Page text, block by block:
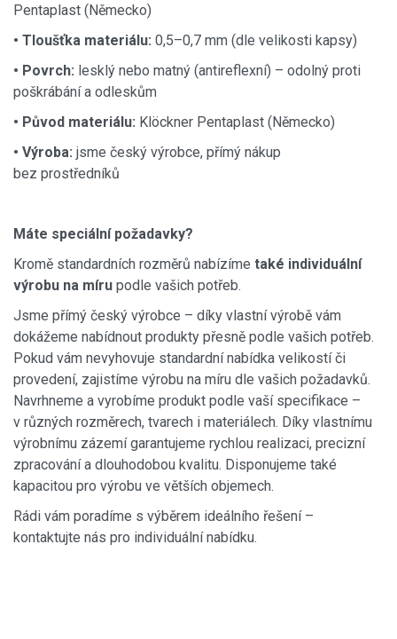
Pentaplast (Německo)
• Tloušťka materiálu: 0,5–0,7 mm (dle velikosti kapsy)
• Povrch: lesklý nebo matný (antireflexní) – odolný proti
poškrábání a odleskům
• Původ materiálu: Klöckner Pentaplast (Německo)
• Výroba: jsme český výrobce, přímý nákup
bez prostředníků
Máte speciální požadavky?
Kromě standardních rozměrů nabízíme také individuální
výrobu na míru podle vašich potřeb.
Jsme přímý český výrobce – díky vlastní výrobě vám
dokážeme nabídnout produkty přesně podle vašich potřeb.
Pokud vám nevyhovuje standardní nabídka velikostí či
provedení, zajistíme výrobu na míru dle vašich požadavků.
Navrhneme a vyrobíme produkt podle vaší specifikace –
v různých rozměrech, tvarech i materiálech. Díky vlastnímu
výrobnímu zázemí garantujeme rychlou realizaci, precizní
zpracování a dlouhodobou kvalitu. Disponujeme také
kapacitou pro výrobu ve větších objemech.
Rádi vám poradíme s výběrem ideálního řešení –
kontaktujte nás pro individuální nabídku.